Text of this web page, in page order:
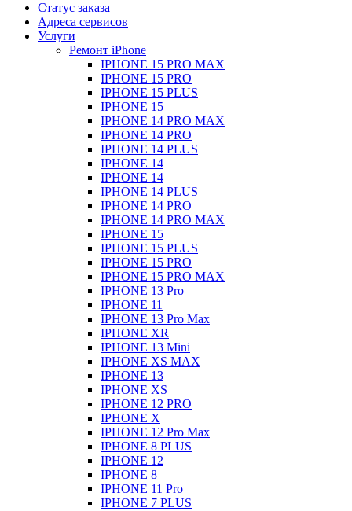
Статус заказа
Адреса сервисов
Услуги
Ремонт iPhone
IPHONE 15 PRO MAX
IPHONE 15 PRO
IPHONE 15 PLUS
IPHONE 15
IPHONE 14 PRO MAX
IPHONE 14 PRO
IPHONE 14 PLUS
IPHONE 14
IPHONE 14
IPHONE 14 PLUS
IPHONE 14 PRO
IPHONE 14 PRO MAX
IPHONE 15
IPHONE 15 PLUS
IPHONE 15 PRO
IPHONE 15 PRO MAX
IPHONE 13 Pro
IPHONE 11
IPHONE 13 Pro Max
IPHONE XR
IPHONE 13 Mini
IPHONE XS MAX
IPHONE 13
IPHONE XS
IPHONE 12 PRO
IPHONE X
IPHONE 12 Pro Max
IPHONE 8 PLUS
IPHONE 12
IPHONE 8
IPHONE 11 Pro
IPHONE 7 PLUS